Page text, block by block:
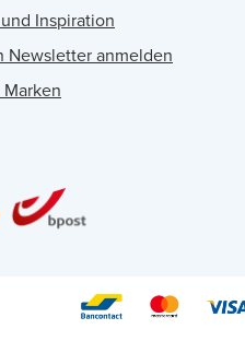
Inspiration
Newsletter anmelden